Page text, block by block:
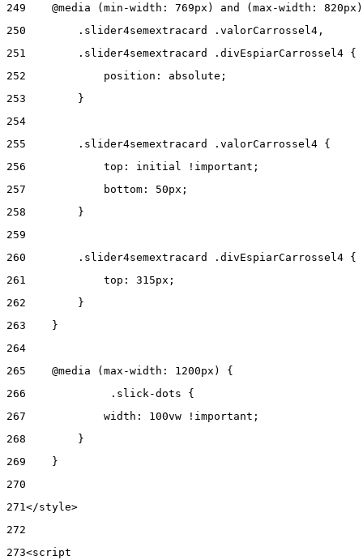
249
@media (min-width: 769px) and (max-width:
250
        .slider4semextracard .valorCarrossel4,
251
        .slider4semextracard .divEspiarCarrossel4 {
252
            position: absolute;
253
        }
254
255
        .slider4semextracard .valorCarrossel4 {
256
            top: initial !important;
257
            bottom: 50px;
258
        }
259
260
        .slider4semextracard .divEspiarCarrossel4 {
261
            top: 315px;
262
        }
263
    }
264
265
    @media (max-width: 1200px) {
266
      	.slick-dots {
267
            width: 100vw !important;
268
        }
269
    }
270
271 </style>
272
273<script